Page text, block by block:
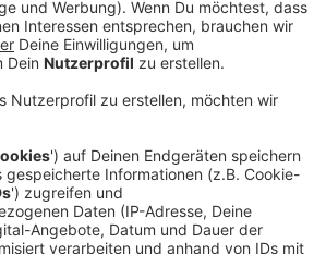
30.08.2021 16:16
im Sommer als Idee in der